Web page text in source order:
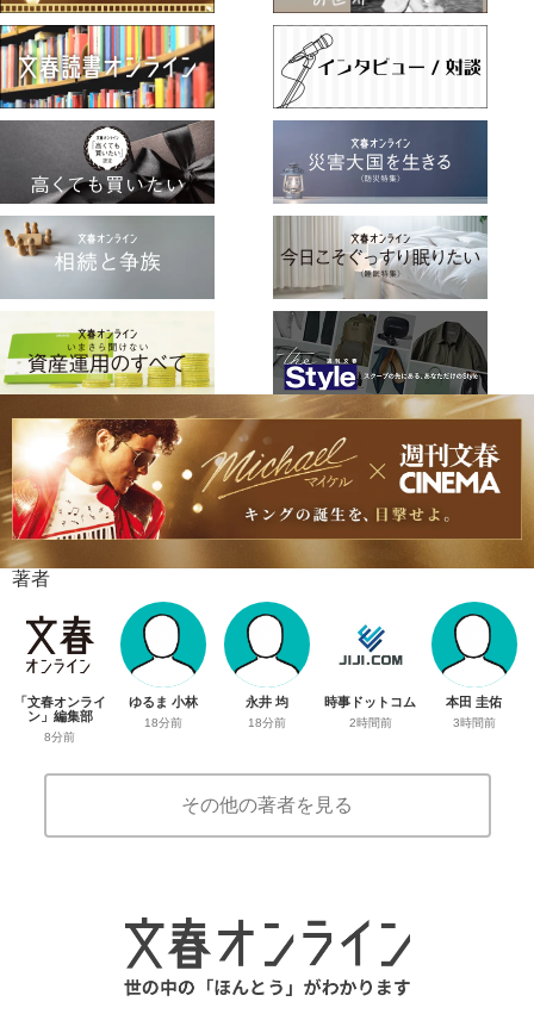
著者
「文春オンライ
ン」編集部
8分前
ゆるま 小林
18分前
永井 均
18分前
時事ドットコム
2時間前
本田 圭佑
3時間前
その他の著者を見る